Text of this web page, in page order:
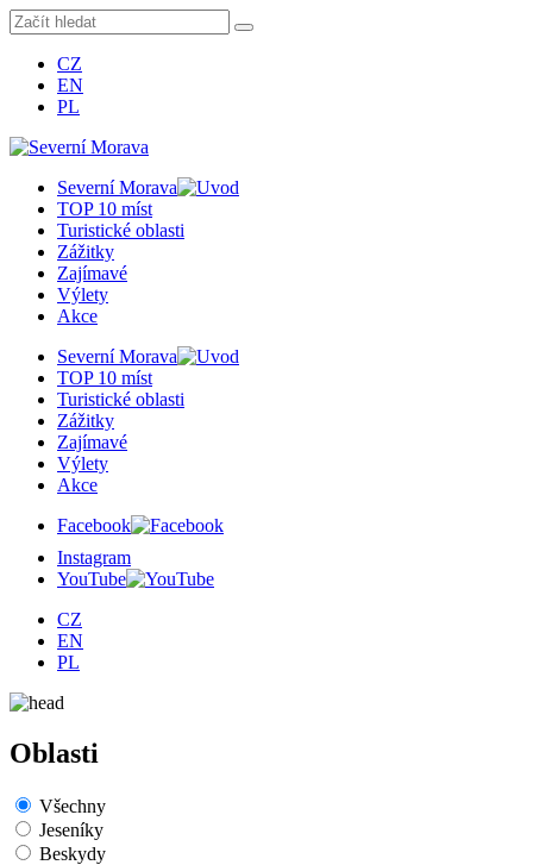
CZ
EN
PL
Severní Morava
TOP 10 míst
Turistické oblasti
Zážitky
Zajímavé
Výlety
Akce
Severní Morava
TOP 10 míst
Turistické oblasti
Zážitky
Zajímavé
Výlety
Akce
Facebook
Instagram
YouTube
CZ
EN
PL
Oblasti
Všechny
Jeseníky
Beskydy